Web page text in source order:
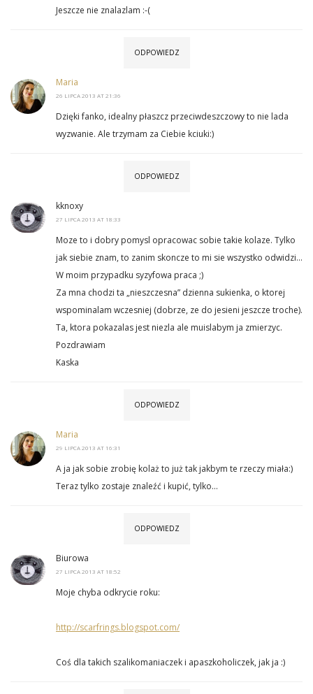
Jeszcze nie znalazlam :-(
ODPOWIEDZ
Maria
26 LIPCA 2013 AT 21:36
Dzięki fanko, idealny płaszcz przeciwdeszczowy to nie lada
wyzwanie. Ale trzymam za Ciebie kciuki:)
ODPOWIEDZ
kknoxy
27 LIPCA 2013 AT 18:33
Moze to i dobry pomysl opracowac sobie takie kolaze. Tylko
jak siebie znam, to zanim skoncze to mi sie wszystko odwidzi…
W moim przypadku syzyfowa praca ;)
Za mna chodzi ta „nieszczesna” dzienna sukienka, o ktorej
wspominalam wczesniej (dobrze, ze do jesieni jeszcze troche).
Ta, ktora pokazalas jest niezla ale muislabym ja zmierzyc.
Pozdrawiam
Kaska
ODPOWIEDZ
Maria
29 LIPCA 2013 AT 16:31
A ja jak sobie zrobię kolaż to już tak jakbym te rzeczy miała:)
Teraz tylko zostaje znaleźć i kupić, tylko…
ODPOWIEDZ
Biurowa
27 LIPCA 2013 AT 18:52
Moje chyba odkrycie roku:
http://scarfrings.blogspot.com/
Coś dla takich szalikomaniaczek i apaszkoholiczek, jak ja :)